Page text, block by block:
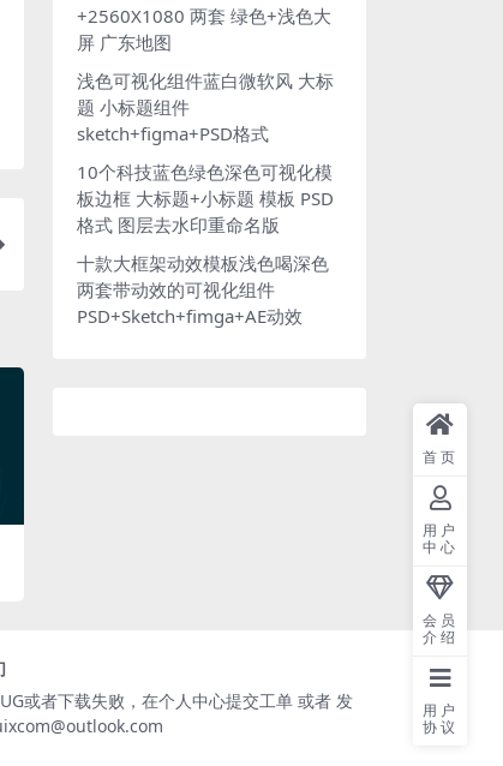
+2560X1080 两套 绿色+浅色大
屏 广东地图
浅色可视化组件蓝白微软风 大标
题 小标题组件
sketch+figma+PSD格式
10个科技蓝色绿色深色可视化模
板边框 大标题+小标题 模板 PSD
格式 图层去水印重命名版
十款大框架动效模板浅色喝深色
两套带动效的可视化组件
PSD+Sketch+fimga+AE动效
或者下载失败，在个人中心提交工单 或者 发
首页
用户
中心
会员
介绍
用户
协议